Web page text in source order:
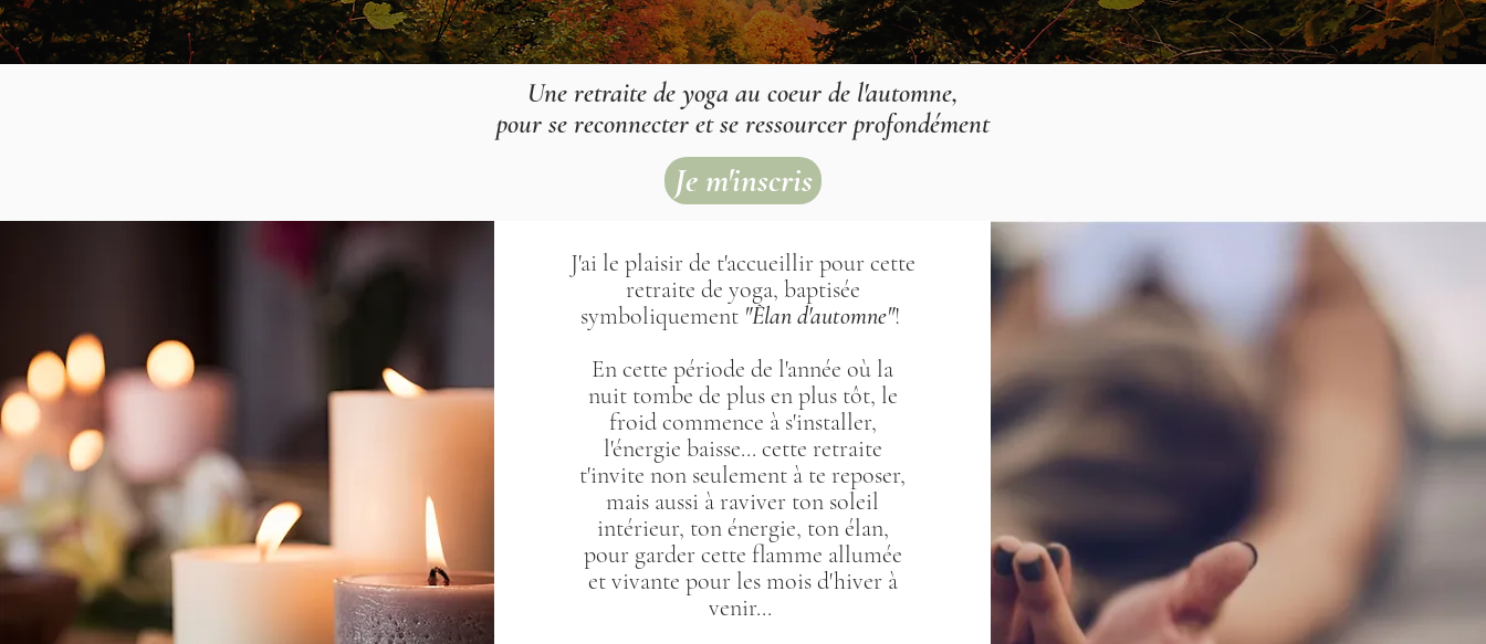
Une retraite de yoga au coeur de l'automne,
pour se reconnecter et se ressourcer profondément
Je m'inscris
J'ai le plaisir de t'accueillir pour cette
retraite de yoga, baptisée
symboliquement "Èlan d'automne"!
En cette période de l'année où la
nuit tombe de plus en plus tôt, le
froid commence à s'installer,
l'énergie baisse... cette retraite
t'invite non seulement à te reposer,
mais aussi à raviver ton soleil
intérieur, ton énergie, ton élan,
pour garder cette flamme allumée
et vivante pour les mois d'hiver à
venir...